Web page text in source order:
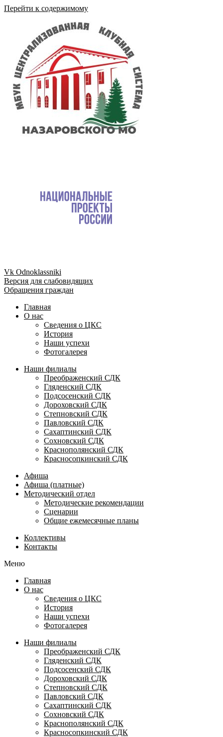
Перейти к содержимому
Vk Odnoklassniki
Версия для слабовидящих
Обращения граждан
Главная
О нас
Сведения о ЦКС
История
Наши успехи
Фотогалерея
Наши филиалы
Преображенский СДК
Гляденский СДК
Подсосенский СДК
Дороховский СДК
Степновский СДК
Павловский СДК
Сахаптинский СДК
Сохновский СДК
Краснополянский СДК
Красносопкинский СДК
Афиша
Афиша (платные)
Методический отдел
Методические рекомендации
Сценарии
Общие ежемесячные планы
Коллективы
Контакты
Меню
Главная
О нас
Сведения о ЦКС
История
Наши успехи
Фотогалерея
Наши филиалы
Преображенский СДК
Гляденский СДК
Подсосенский СДК
Дороховский СДК
Степновский СДК
Павловский СДК
Сахаптинский СДК
Сохновский СДК
Краснополянский СДК
Красносопкинский СДК